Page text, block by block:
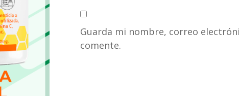
Guarda mi nombre, correo
comente.